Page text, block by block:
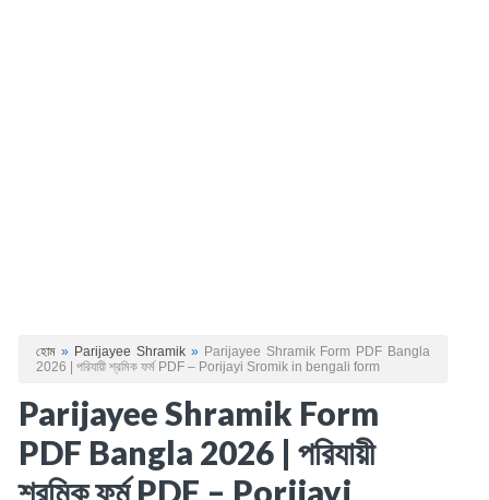
হোম » Parijayee Shramik» Parijayee Shramik Form PDF Bangla
2026 | পরিযায়ী শ্রমিক ফর্ম PDF – Porijayi Sromik in bengali form
Parijayee Shramik Form
PDF Bangla 2026 | পরিযায়ী
শ্রমিক ফর্ম PDF – Porijayi